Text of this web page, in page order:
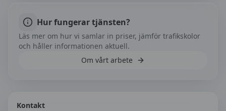
Hur fungerar tjänsten?
Läs mer om hur vi samlar in priser, jämför trafikskolor
och håller informationen aktuell.
Om vårt arbete
Kontakt